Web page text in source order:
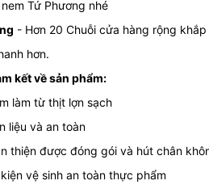
Tứ Phương nhé
- Hơn 20 Chuỗi cửa hàng rộng
hơn.
kết về sản phẩm:
làm từ thịt lợn sạch
liệu và an toàn
thiện được đóng gói và hút chân
vệ sinh an toàn thực phẩm